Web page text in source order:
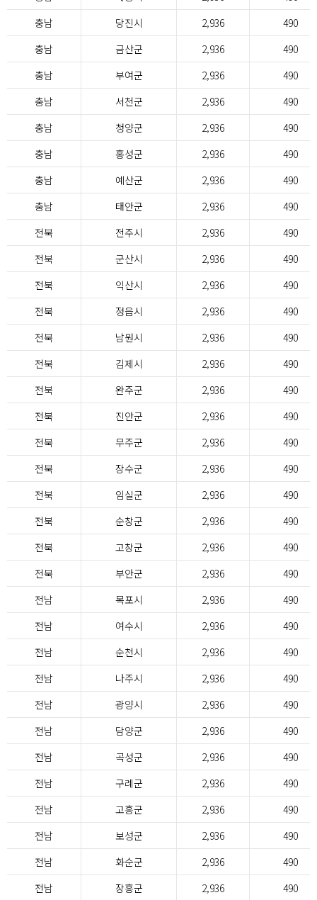
충남
당진시 2,936
490
충남
금산군 2,936
490
충남
부여군 2,936
490
충남
서천군 2,936
490
충남
청양군 2,936
490
충남
홍성군 2,936
490
충남
예산군 2,936
490
충남
태안군 2,936
490
전북
전주시 2,936
490
전북
군산시 2,936
490
전북
익산시 2,936
490
전북
정읍시 2,936
490
전북
남원시 2,936
490
전북
김제시 2,936
490
전북
완주군 2,936
490
전북
진안군 2,936
490
전북
무주군 2,936
490
전북
장수군 2,936
490
전북
임실군 2,936
490
전북
순창군 2,936
490
전북
고창군 2,936
490
전북
부안군 2,936
490
전남
목포시 2,936
490
전남
여수시 2,936
490
전남
순천시 2,936
490
전남
나주시 2,936
490
전남
광양시 2,936
490
전남
담양군 2,936
490
전남
곡성군 2,936
490
전남
구례군 2,936
490
전남
고흥군 2,936
490
전남
보성군 2,936
490
전남
화순군 2,936
490
전남
장흥군 2,936
490